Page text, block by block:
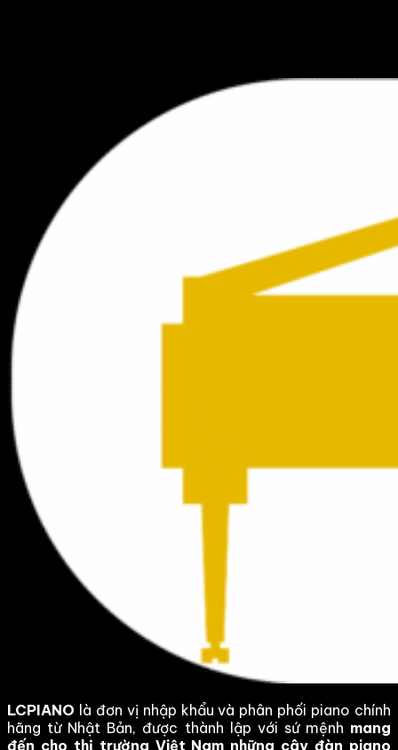
LCPIANO là đơn vị nhập khẩu và phân phối piano chính
hãng từ Nhật Bản, được thành lập với sứ mệnh mang
đến cho thị trường Việt Nam những cây đàn piano